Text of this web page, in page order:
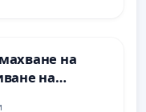
на
на
на